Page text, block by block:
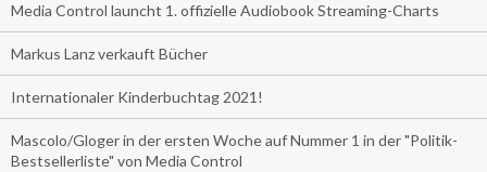
Media Control launcht 1. offizielle Audiobook Streaming-Charts
Markus Lanz verkauft Bücher
Internationaler Kinderbuchtag 2021!
Mascolo/Gloger in der ersten Woche auf Nummer 1 in der "Politik-
Bestsellerliste" von Media Control